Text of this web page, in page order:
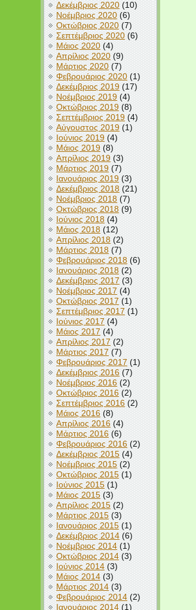
Δεκέμβριος 2020 (10)
Νοέμβριος 2020 (6)
Οκτώβριος 2020 (7)
Σεπτέμβριος 2020 (6)
Μάιος 2020 (4)
Απρίλιος 2020 (9)
Μάρτιος 2020 (7)
Φεβρουάριος 2020 (1)
Δεκέμβριος 2019 (17)
Νοέμβριος 2019 (4)
Οκτώβριος 2019 (8)
Σεπτέμβριος 2019 (4)
Αύγουστος 2019 (1)
Ιούνιος 2019 (4)
Μάιος 2019 (8)
Απρίλιος 2019 (3)
Μάρτιος 2019 (7)
Ιανουάριος 2019 (3)
Δεκέμβριος 2018 (21)
Νοέμβριος 2018 (7)
Οκτώβριος 2018 (9)
Ιούνιος 2018 (4)
Μάιος 2018 (12)
Απρίλιος 2018 (2)
Μάρτιος 2018 (7)
Φεβρουάριος 2018 (6)
Ιανουάριος 2018 (2)
Δεκέμβριος 2017 (3)
Νοέμβριος 2017 (4)
Οκτώβριος 2017 (1)
Σεπτέμβριος 2017 (1)
Ιούνιος 2017 (4)
Μάιος 2017 (4)
Απρίλιος 2017 (2)
Μάρτιος 2017 (7)
Φεβρουάριος 2017 (1)
Δεκέμβριος 2016 (7)
Νοέμβριος 2016 (2)
Οκτώβριος 2016 (2)
Σεπτέμβριος 2016 (2)
Μάιος 2016 (8)
Απρίλιος 2016 (4)
Μάρτιος 2016 (6)
Φεβρουάριος 2016 (2)
Δεκέμβριος 2015 (4)
Νοέμβριος 2015 (2)
Οκτώβριος 2015 (1)
Ιούνιος 2015 (1)
Μάιος 2015 (3)
Απρίλιος 2015 (2)
Μάρτιος 2015 (3)
Ιανουάριος 2015 (1)
Δεκέμβριος 2014 (6)
Νοέμβριος 2014 (1)
Οκτώβριος 2014 (3)
Ιούνιος 2014 (3)
Μάιος 2014 (3)
Μάρτιος 2014 (3)
Φεβρουάριος 2014 (2)
Ιανουάριος 2014 (1)